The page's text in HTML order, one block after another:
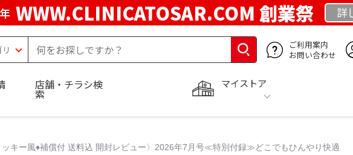
WWW.CLINICATOSAR.COM 創業祭 詳
ご利用案内
お問い合わせ
マイストア
店舗・チラシ検
索
キー風♦️補償付 送料込 開封レビュー〉2026年7月号≪特別付録≫どこでもひんやり快適